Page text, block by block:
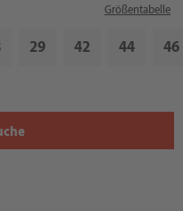
Größentabelle
29 42 44 46